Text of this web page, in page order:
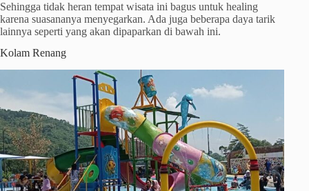
Sehingga tidak heran tempat wisata ini bagus untuk healing
karena suasananya menyegarkan. Ada juga beberapa daya tarik
lainnya seperti yang akan dipaparkan di bawah ini.
Kolam Renang